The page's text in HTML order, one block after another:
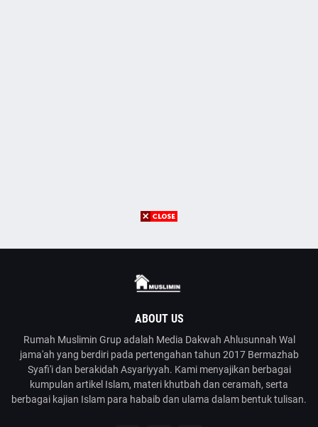
ABOUT US
Rumah Muslimin Grup adalah Media Dakwah Ahlusunnah Wal
jama'ah yang berdiri pada pertengahan tahun 2017 Bermazhab
Syafi'i dan berakidah Asyariyyah. Kami menyajikan berbagai
kumpulan artikel Islam, materi khutbah dan ceramah, serta
berbagai kajian Islam para habaib dan ulama dalam bentuk tulisan.